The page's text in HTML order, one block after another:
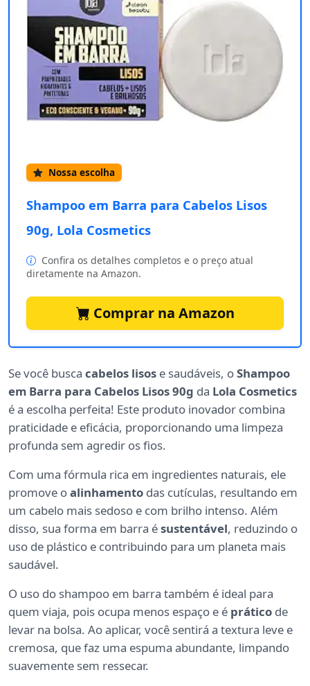
Nossa escolha
Shampoo em Barra para Cabelos Lisos
90g, Lola Cosmetics
Confira os detalhes completos e o preço atual
diretamente na Amazon.
Comprar na Amazon
Se você busca cabelos lisos e saudáveis, oShampoo
em Barra para Cabelos Lisos 90g da Lola Cosmetics
é a escolha perfeita! Este produto inovador combina
praticidade e eficácia, proporcionando uma limpeza
profunda sem agredir os fios.
Com uma fórmula rica em ingredientes naturais, ele
promove oalinhamento das cutículas, resultando em
um cabelo mais sedoso e com brilho intenso. Além
disso, sua forma em barra ésustentável, reduzindo o
uso de plástico e contribuindo para um planeta mais
saudável.
O uso do shampoo em barra também é ideal para
quem viaja, pois ocupa menos espaço e é prático de
levar na bolsa. Ao aplicar, você sentirá a textura leve e
cremosa, que faz uma espuma abundante, limpando
suavemente sem ressecar.